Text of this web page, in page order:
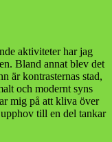
aktiviteter har jag
Bland annat blev det
är kontrasternas stad,
och modernt syns
mig på att kliva över
till en del tankar